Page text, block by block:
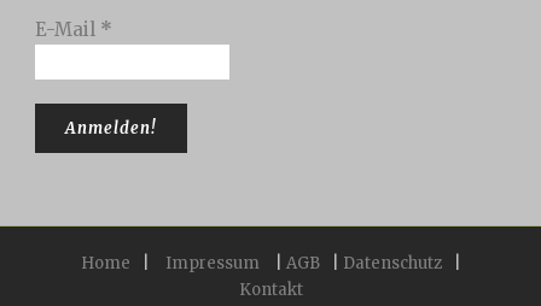
E-Mail *
Home Impressum AGB Datenschutz
Kontakt